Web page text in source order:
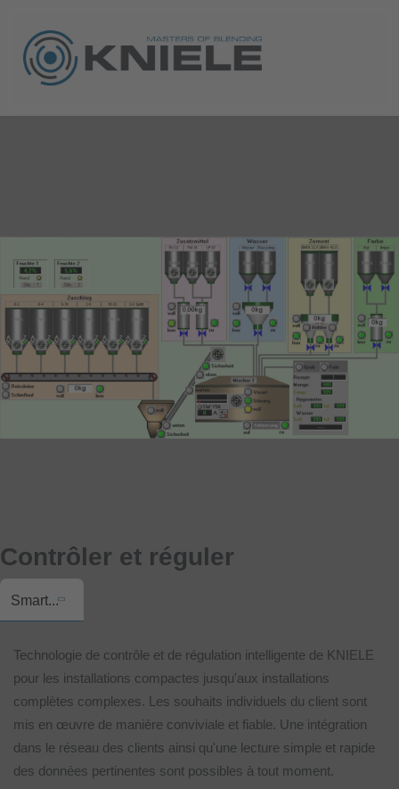
Contrôler et réguler
Smart...
Technologie de contrôle et de régulation intelligente de KNIELE
pour les installations compactes jusqu'aux installations
complètes complexes. Les souhaits individuels du client sont
mis en œuvre de manière conviviale et fiable. Une intégration
dans le réseau des clients ainsi qu'une lecture simple et rapide
des données pertinentes sont possibles à tout moment.